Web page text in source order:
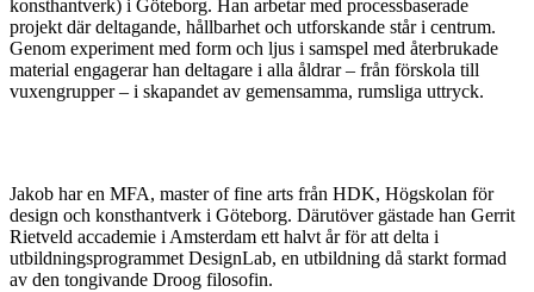
konsthantverk) i Göteborg. Han arbetar med processbaserade
projekt där deltagande, hållbarhet och utforskande står i centrum.
Genom experiment med form och ljus i samspel med återbrukade
material engagerar han deltagare i alla åldrar – från förskola till
vuxengrupper – i skapandet av gemensamma, rumsliga uttryck.
Jakob har en MFA, master of fine arts från HDK, Högskolan för
design och konsthantverk i Göteborg. Därutöver gästade han Gerrit
Rietveld accademie i Amsterdam ett halvt år för att delta i
utbildningsprogrammet DesignLab, en utbildning då starkt formad
av den tongivande Droog filosofin.